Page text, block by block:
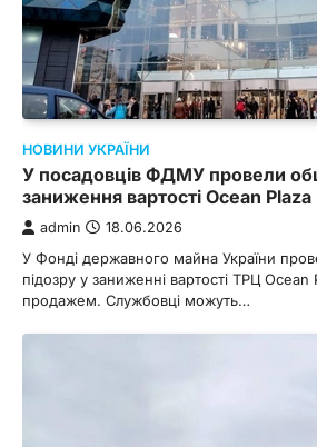
НОВИНИ УКРАЇНИ
У посадовців ФДМУ провели
заниження вартості Ocean Plaza
admin 18.06.2026
У Фонді державного майна України
підозру у заниженні вартості ТРЦ
продажем. Службовці можуть…